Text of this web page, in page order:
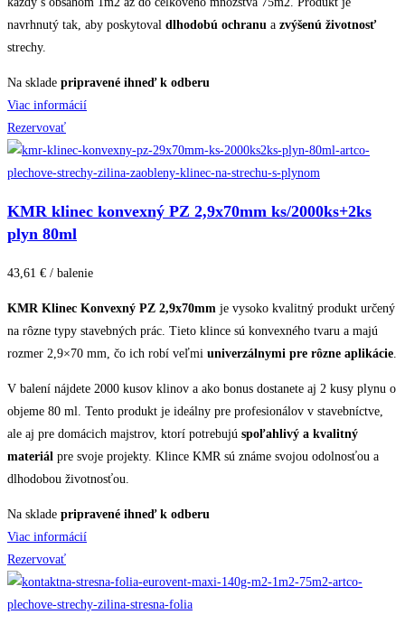
navrhnutý tak, aby poskytoval dlhodobú ochranu a zvýšenú životnosť
strechy.
Na sklade pripravené ihneď k odberu
Viac informácií
Rezervovať
KMR klinec konvexný PZ 2,9x70mm ks/2000ks+2ks
plyn 80ml
43,61 € / balenie
KMR Klinec Konvexný PZ 2,9x70mm je vysoko kvalitný produkt určený
na rôzne typy stavebných prác. Tieto klince sú konvexného tvaru a majú
rozmer 2,9×70 mm, čo ich robí veľmi univerzálnymi pre rôzne aplikácie.
V balení nájdete 2000 kusov klinov a ako bonus dostanete aj 2 kusy plynu o
objeme 80 ml. Tento produkt je ideálny pre profesionálov v stavebníctve,
ale aj pre domácich majstrov, ktorí potrebujú spoľahlivý a kvalitný
materiál pre svoje projekty. Klince KMR sú známe svojou odolnosťou a
dlhodobou životnosťou.
Na sklade pripravené ihneď k odberu
Viac informácií
Rezervovať